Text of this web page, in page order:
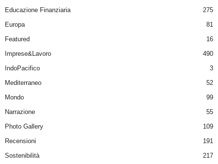
Educazione Finanziaria
275
Europa
81
Featured
16
Imprese&Lavoro
490
IndoPacifico
3
Mediterraneo
52
Mondo
99
Narrazione
55
Photo Gallery
109
Recensioni
191
Sostenibilità
217